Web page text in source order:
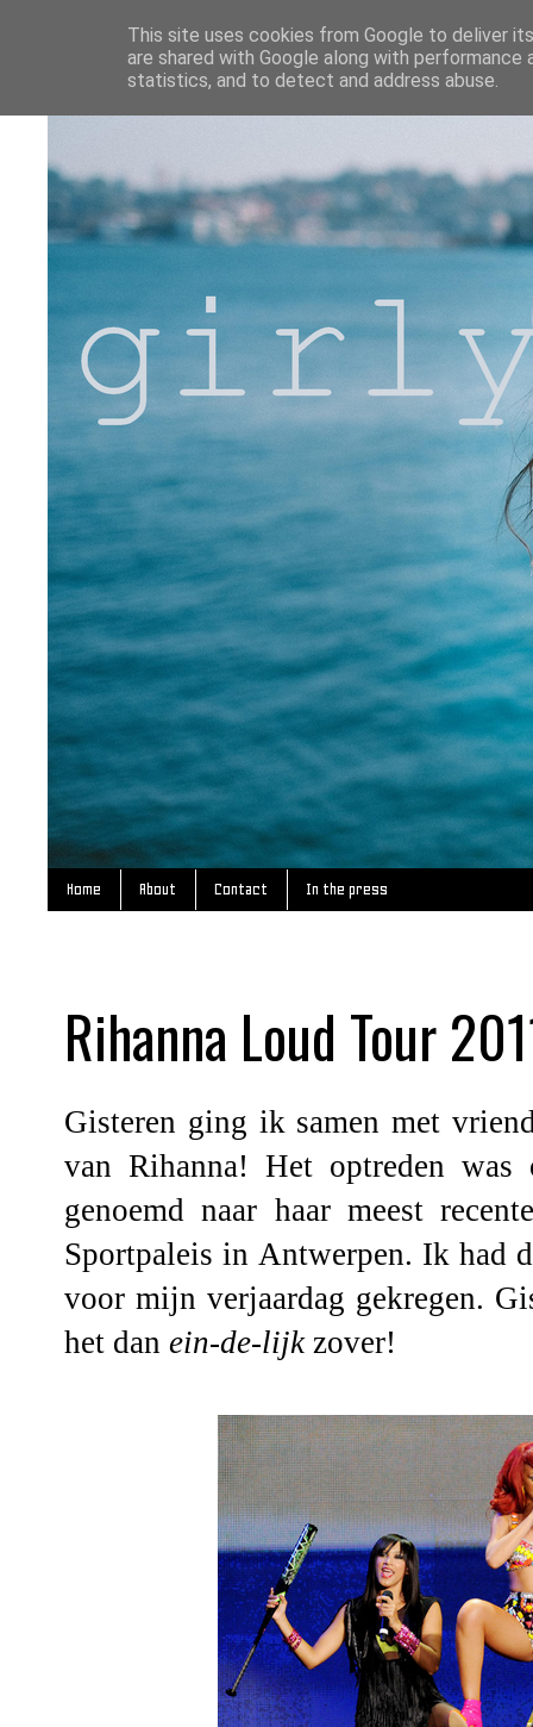
Home About Contact In the press
Rihanna Loud Tour
Gisteren ging ik samen met
van Rihanna! Het optreden
genoemd naar haar meest
Sportpaleis in Antwerpen. Ik had
voor mijn verjaardag gekregen.
het dan ein-de-lijkzover!
This site uses cookies from Google to deliver
are shared with Google along with
statistics, and to detect and address abuse.